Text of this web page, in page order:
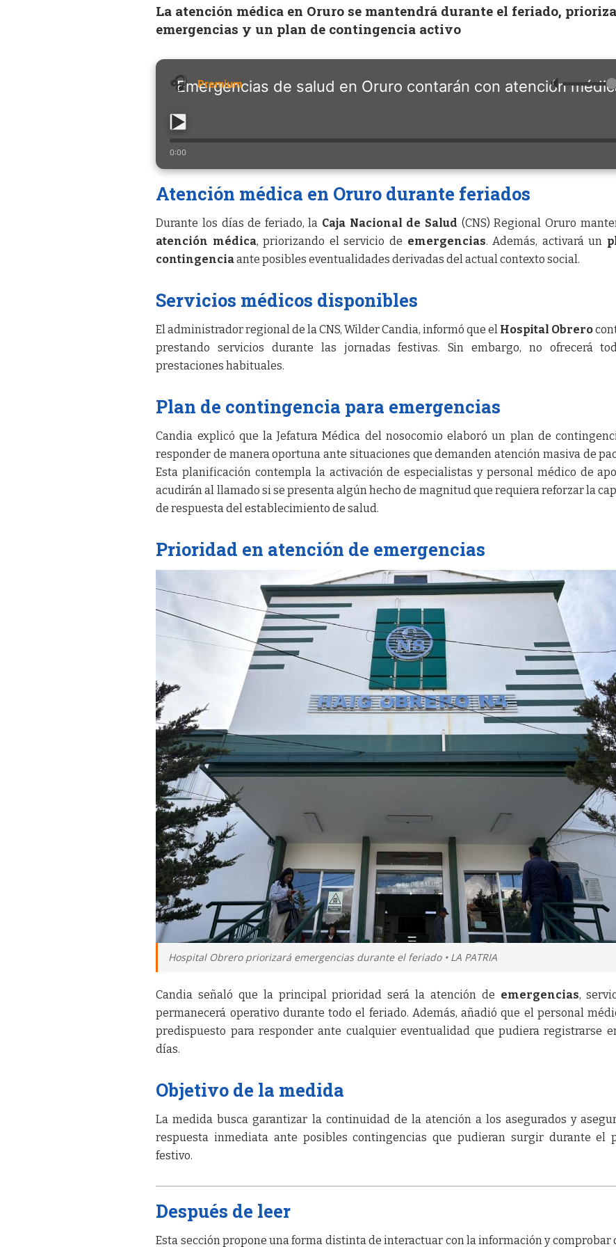
La atención médica en Oruro se mantendrá durante el feriado,
emergencias y un plan de contingencia activo
Emergencias de salud en Oruro contarán con atención
🔈
0:00
Atención médica en Oruro durante feriados
Durante los días de feriado, la Caja Nacional de Salud (CNS) Regional Oruro
atención médica, priorizando el servicio de emergencias. Además, activará un
contingenciaante posibles eventualidades derivadas del actual contexto social.
Servicios médicos disponibles
El administrador regional de la CNS, Wilder Candia, informó que el Hospital Obrero
prestando servicios durante las jornadas festivas. Sin embargo, no ofrecerá
prestaciones habituales.
Plan de contingencia para emergencias
Candia explicó que la Jefatura Médica del nosocomio elaboró un plan de
responder de manera oportuna ante situaciones que demanden atención masiva de
Esta planificación contempla la activación de especialistas y personal médico de
acudirán al llamado si se presenta algún hecho de magnitud que requiera reforzar la
de respuesta del establecimiento de salud.
Prioridad en atención de emergencias
Hospital Obrero priorizará emergencias durante el feriado • LA PATRIA
Candia señaló que la principal prioridad será la atención de emergencias,
permanecerá operativo durante todo el feriado. Además, añadió que el personal
predispuesto para responder ante cualquier eventualidad que pudiera registrarse
días.
Objetivo de la medida
La medida busca garantizar la continuidad de la atención a los asegurados y
respuesta inmediata ante posibles contingencias que pudieran surgir durante el
festivo.
Después de leer
Esta sección propone una forma distinta de interactuar con la información y comprobar